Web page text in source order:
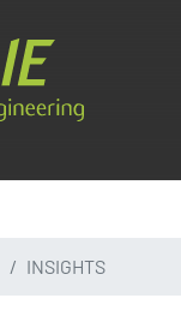
INSIGHTS